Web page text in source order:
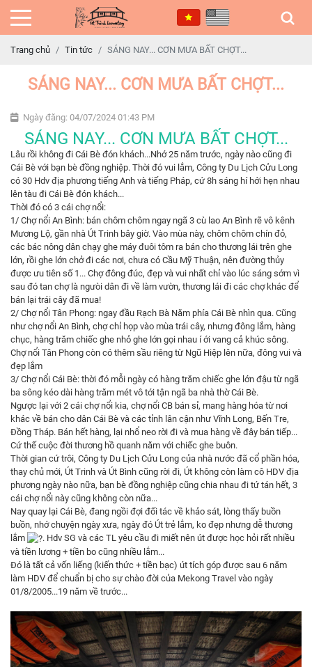
Trang chủ Tin tức SÁNG NAY... CƠN MƯA BẤT CHỢT...
SÁNG NAY... CƠN MƯA BẤT CHỢT...
Ngày đăng: 04/07/2024 01:43 PM
SÁNG NAY... CƠN MƯA BẤT CHỢT...
Lâu rồi không đi Cái Bè đón khách...Nhớ 25 năm trước, ngày nào cũng đi
Cái Bè với bạn bè đồng nghiệp. Thời đó vui lắm, Công ty Du Lịch Cửu Long
có 30 Hdv địa phương tiếng Anh và tiếng Pháp, cứ 8h sáng hí hới hẹn nhau
lên tàu đi Cái Bè đón khách...
Thời đó có 3 cái chợ nổi:
1/ Chợ nổi An Bình: bán chôm chôm ngay ngã 3 cù lao An Bình rẽ vô kênh
Mương Lộ, gần nhà Út Trinh bây giờ. Vào mùa này, chôm chôm chín đỏ,
các bác nông dân chạy ghe máy đuôi tôm ra bán cho thương lái trên ghe
lớn, rồi ghe lớn chở đi các nơi, chưa có Cầu Mỹ Thuận, nên đường thủy
được ưu tiên số 1... Chợ đông đúc, đẹp và vui nhất chỉ vào lúc sáng sớm vì
sau đó tan chợ là ngưòi dân đi về làm vườn, thương lái đi các chợ khác để
bán lại trái cây đã mua!
2/ Chợ nổi Tân Phong: ngay đầu Rạch Bà Năm phía Cái Bè nhìn qua. Cũng
như chợ nổi An Bình, chợ chỉ họp vào mùa trái cây, nhưng đông lắm, hàng
chục, hàng trăm chiếc ghe nhỏ ghe lớn gọi nhau í ới vang cả khúc sông.
Chợ nổi Tân Phong còn có thêm sầu riêng từ Ngũ Hiệp lên nữa, đông vui và
đẹp lắm
3/ Chợ nổi Cái Bè: thời đó mỗi ngày có hàng trăm chiếc ghe lớn đậu từ ngã
ba sông kéo dài hàng trăm mét vô tới tận ngã ba nhà thờ Cái Bè.
Ngược lại với 2 cái chợ nổi kia, chợ nổi CB bán sỉ, mang hàng hóa từ nơi
khác về bán cho dân Cái Bè và các tỉnh lân cận như Vĩnh Long, Bến Tre,
Đồng Tháp. Bán hết hàng, lại nhổ neo rời đi và mua hàng về đây bán tiếp...
Cứ thế cuộc đời thương hồ quanh năm với chiếc ghe buôn.
Thời gian cứ trôi, Công ty Du Lịch Cửu Long của nhà nước đã cổ phần hóa,
thay chủ mới, Út Trinh và Út Bình cũng rời đi, Út không còn làm cô HDV địa
phương ngày nào nữa, bạn bè đồng nghiệp cũng chia nhau đi tứ tán hết, 3
cái chợ nổi này cũng không còn nữa...
Nay quay lại Cái Bè, đang ngồi đợi đối tác về khảo sát, lòng thấy buồn
buồn, nhớ chuyện ngày xưa, ngày đó Út trẻ lắm, ko đẹp nhưng dễ thương
lắm
. Hdv SG và các TL yêu cầu đi miết nên út được học hỏi rất nhiều
và tiền lương + tiền bo cũng nhiều lắm...
Đó là tất cả vốn liếng (kiến thức + tiền bạc) út tích góp được sau 6 năm
làm HDV để chuẩn bị cho sự chào đời của Mekong Travel vào ngày
01/8/2005...19 năm về trước...